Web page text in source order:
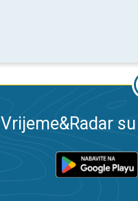
Vrijeme&Radar